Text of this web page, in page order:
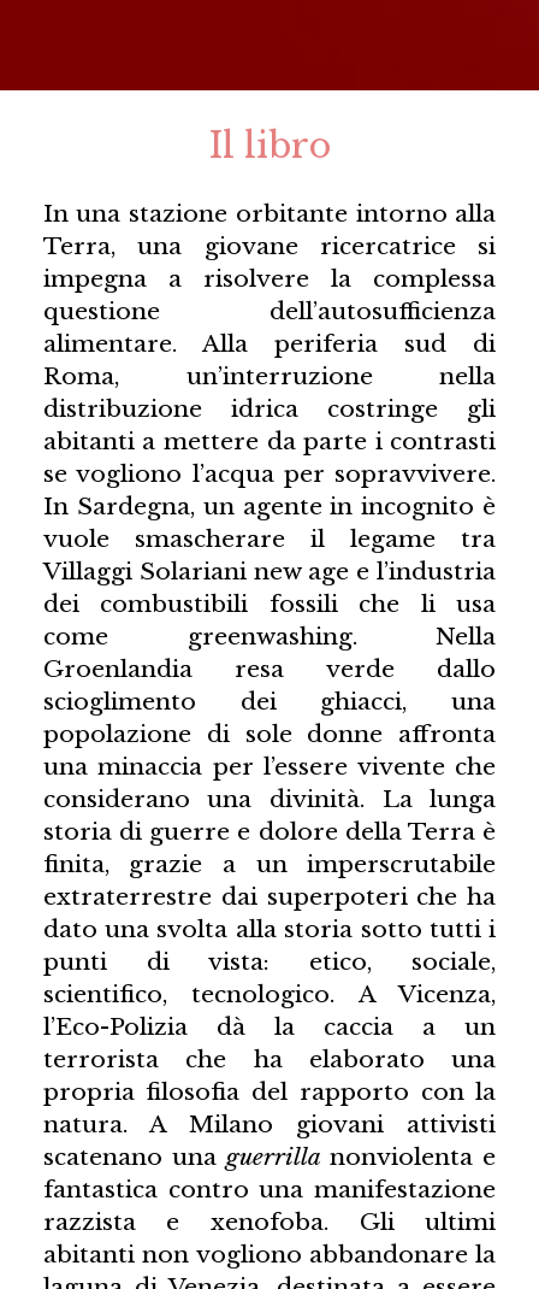
Il libro
In una stazione orbitante intorno alla
Terra, una giovane ricercatrice si
impegna a risolvere la complessa
questione dell’autosufficienza
alimentare. Alla periferia sud di
Roma, un’interruzione nella
distribuzione idrica costringe gli
abitanti a mettere da parte i contrasti
se vogliono l’acqua per sopravvivere.
In Sardegna, un agente in incognito è
vuole smascherare il legame tra
Villaggi Solariani new age e l’industria
dei combustibili fossili che li usa
come greenwashing. Nella
Groenlandia resa verde dallo
scioglimento dei ghiacci, una
popolazione di sole donne affronta
una minaccia per l’essere vivente che
considerano una divinità. La lunga
storia di guerre e dolore della Terra è
finita, grazie a un imperscrutabile
extraterrestre dai superpoteri che ha
dato una svolta alla storia sotto tutti i
punti di vista: etico, sociale,
scientifico, tecnologico. A Vicenza,
l’Eco-Polizia dà la caccia a un
terrorista che ha elaborato una
propria filosofia del rapporto con la
natura. A Milano giovani attivisti
scatenano una guerrilla nonviolenta e
fantastica contro una manifestazione
razzista e xenofoba. Gli ultimi
abitanti non vogliono abbandonare la